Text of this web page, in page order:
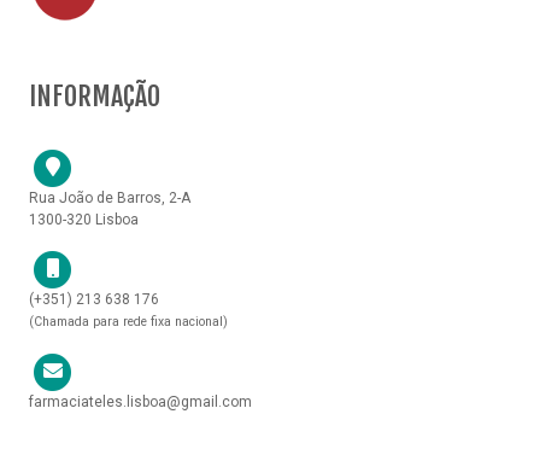
INFORMAÇÃO
Rua João de Barros, 2-A
1300-320 Lisboa
(+351) 213 638 176
(Chamada para rede fixa nacional)
farmaciateles.lisboa@gmail.com